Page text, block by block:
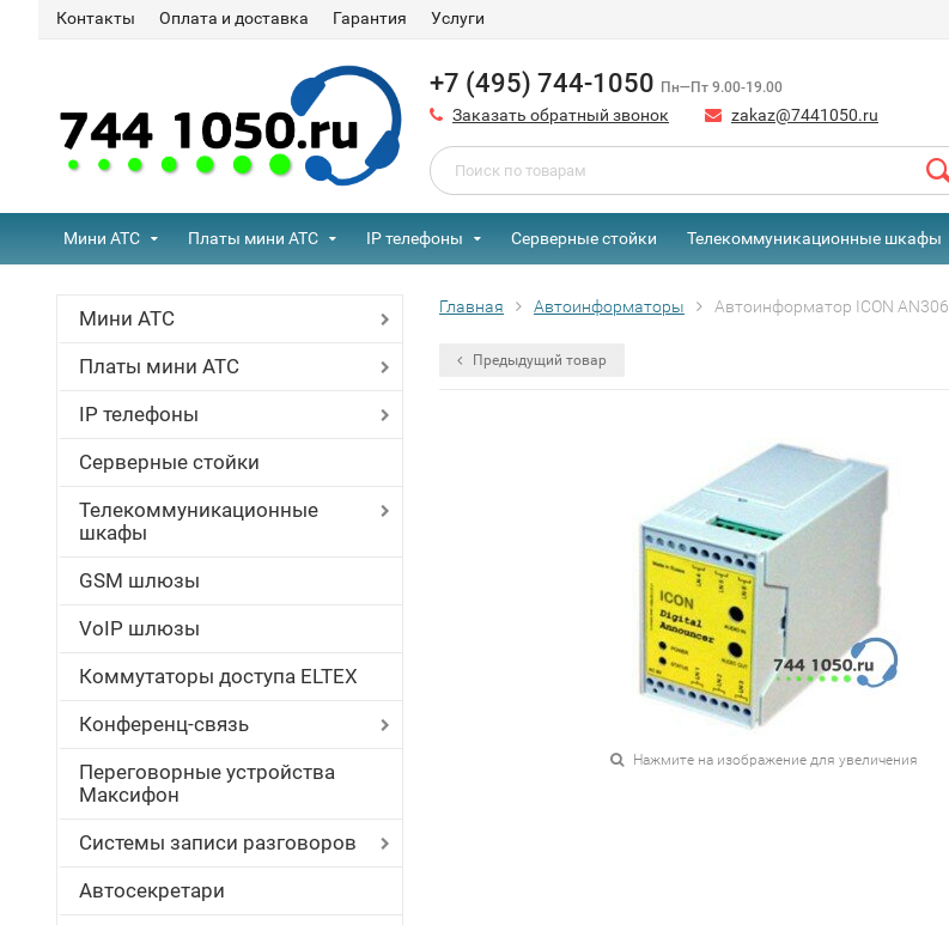
Контакты Оплата и доставка Гарантия Услуги
+7 (495) 744-1050 Пн—Пт 9.00-19.00
Заказать обратный звонок zakaz@7441050.ru
Мини АТС Платы мини АТС IP телефоны Серверные стойки Телекоммуникационные шкафы
Мини АТС
Платы мини АТС
IP телефоны
Серверные стойки
Телекоммуникационные
шкафы
GSM шлюзы
VoIP шлюзы
Коммутаторы доступа ELTEX
Конференц-связь
Переговорные устройства
Максифон
Системы записи разговоров
Автосекретари
Главная Автоинформаторы Автоинформатор ICON AN306
Предыдущий товар
Нажмите на изображение для увеличения